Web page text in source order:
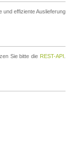
effiziente Auslieferung
Sie bitte die REST-API